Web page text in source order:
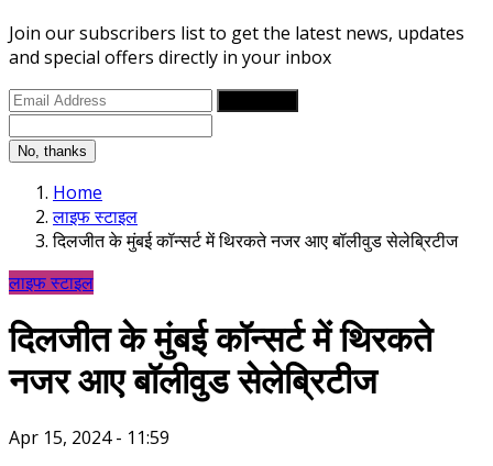
Join our subscribers list to get the latest news, updates
and special offers directly in your inbox
No, thanks
Home
लाइफ स्टाइल
दिलजीत के मुंबई कॉन्सर्ट में थिरकते नजर आए बॉलीवुड सेलेब्रिटीज
लाइफ स्टाइल
दिलजीत के मुंबई कॉन्सर्ट में थिरकते
नजर आए बॉलीवुड सेलेब्रिटीज
Apr 15, 2024 - 11:59